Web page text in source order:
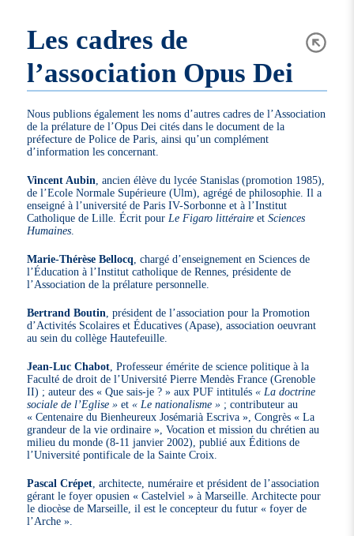
Les cadres de
l’association Opus Dei
Nous publions également les noms d’autres cadres de l’Association
de la prélature de l’Opus Dei cités dans le document de la
préfecture de Police de Paris, ainsi qu’un complément
d’information les concernant.
Vincent Aubin , ancien élève du lycée Stanislas (promotion 1985),
de l’Ecole Normale Supérieure (Ulm), agrégé de philosophie. Il a
enseigné à l’université de Paris IV-Sorbonne et à l’Institut
Catholique de Lille. Écrit pour Le Figaro littéraire etSciences
Humaines
Marie-Thérèse Bellocq , chargé d’enseignement en Sciences de
l’Éducation à l’Institut catholique de Rennes, présidente de
l’Association de la prélature personnelle.
Bertrand Boutin , président de l’association pour la Promotion
d’Activités Scolaires et Éducatives (Apase), association oeuvrant
au sein du collège Hautefeuille.
Jean-Luc Chabot , Professeur émérite de science politique à la
Faculté de droit de l’Université Pierre Mendès France (Grenoble
II) ; auteur des « Que sais-je ? » aux PUF intitulés« La doctrine
sociale de l’Eglise » et« Le nationalisme » ; contributeur au
« Centenaire du Bienheureux Josémarià Escriva », Congrès « La
grandeur de la vie ordinaire », Vocation et mission du chrétien au
milieu du monde (8-11 janvier 2002), publié aux Éditions de
l’Université pontificale de la Sainte Croix.
Pascal Crépet , architecte, numéraire et président de l’association
gérant le foyer opusien « Castelviel » à Marseille. Architecte pour
le diocèse de Marseille, il est le concepteur du futur « foyer de
l’Arche ».